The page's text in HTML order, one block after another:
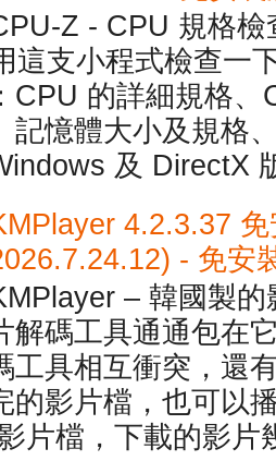
Z - CPU 規格
這支小程式檢查一
CPU 的詳細規格
記憶體大小及規格
及 DirectX
4.2.3.37
- 免安
– 韓國製
解碼工具通通包在
工具相互衝突，還
的影片檔，也可以
片檔，下載的影片